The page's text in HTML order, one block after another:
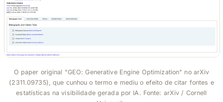
O paper original "GEO: Generative Engine Optimization" no arXiv
(2311.09735), que cunhou o termo e mediu o efeito de citar fontes e
estatísticas na visibilidade gerada por IA. Fonte: arXiv / Cornell